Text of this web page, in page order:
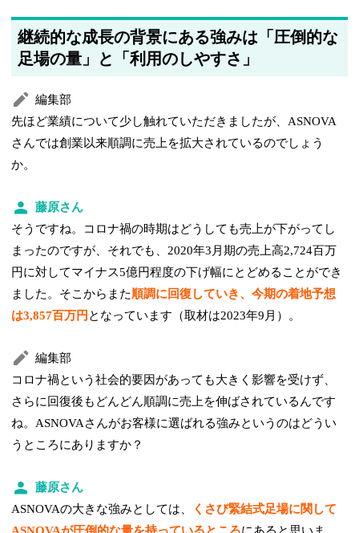
継続的な成長の背景にある強みは「圧倒的な
足場の量」と「利用のしやすさ」
編集部
先ほど業績について少し触れていただきましたが、ASNOVA
さんでは創業以来順調に売上を拡大されているのでしょう
か。
藤原さん
そうですね。コロナ禍の時期はどうしても売上が下がってし
まったのですが、それでも、2020年3月期の売上高2,724百万
円に対してマイナス5億円程度の下げ幅にとどめることができ
ました。そこからまた順調に回復していき、今期の着地予想
は3,857百万円 となっています（取材は2023年9月）。
編集部
コロナ禍という社会的要因があっても大きく影響を受けず、
さらに回復後もどんどん順調に売上を伸ばされているんです
ね。ASNOVAさんがお客様に選ばれる強みというのはどうい
うところにありますか？
藤原さん
ASNOVAの大きな強みとしては、
くさび緊結式足場に関して
ASNOVAが圧倒的な量を持っているところにあると思いま